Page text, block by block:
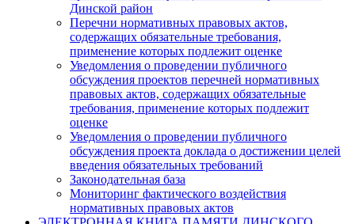
Динской район
Перечни нормативных правовых актов,
содержащих обязательные требования,
применение которых подлежит оценке
Уведомления о проведении публичного
обсуждения проектов перечней нормативных
правовых актов, содержащих обязательные
требования, применение которых подлежит
оценке
Уведомления о проведении публичного
обсуждения проекта доклада о достижении целей
введения обязательных требований
Законодательная база
Мониторинг фактического воздействия
нормативных правовых актов